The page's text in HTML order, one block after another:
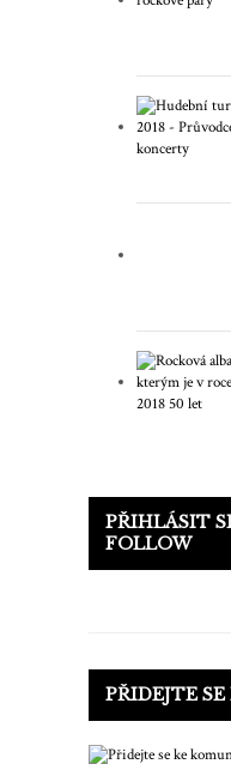
PŘIHLÁSIT
FOLLOW
PŘIDEJTE